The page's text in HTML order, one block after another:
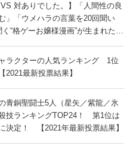
VS 対ありでした。】「人間性の良
」「ウメハラの言葉を20回聞い
“格ゲーお嬢様漫画”が生まれた理
ラクターの人気ランキング 1位
2021最新投票結果】
青銅聖闘士5人（星矢／紫龍／氷
技ランキングTOP24！ 第1位は
決定！ 【2021年最新投票結果】